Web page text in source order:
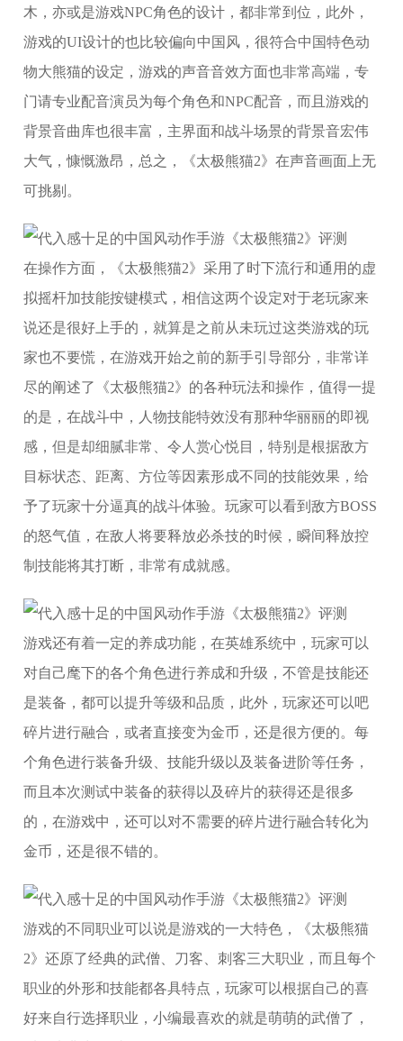
木，亦或是游戏NPC角色的设计，都非常到位，此外，
游戏的UI设计的也比较偏向中国风，很符合中国特色动
物大熊猫的设定，游戏的声音音效方面也非常高端，专
门请专业配音演员为每个角色和NPC配音，而且游戏的
背景音曲库也很丰富，主界面和战斗场景的背景音宏伟
大气，慷慨激昂，总之，《太极熊猫2》在声音画面上无
可挑剔。
在操作方面，《太极熊猫2》采用了时下流行和通用的虚
拟摇杆加技能按键模式，相信这两个设定对于老玩家来
说还是很好上手的，就算是之前从未玩过这类游戏的玩
家也不要慌，在游戏开始之前的新手引导部分，非常详
尽的阐述了《太极熊猫2》的各种玩法和操作，值得一提
的是，在战斗中，人物技能特效没有那种华丽丽的即视
感，但是却细腻非常、令人赏心悦目，特别是根据敌方
目标状态、距离、方位等因素形成不同的技能效果，给
予了玩家十分逼真的战斗体验。玩家可以看到敌方BOSS
的怒气值，在敌人将要释放必杀技的时候，瞬间释放控
制技能将其打断，非常有成就感。
游戏还有着一定的养成功能，在英雄系统中，玩家可以
对自己麾下的各个角色进行养成和升级，不管是技能还
是装备，都可以提升等级和品质，此外，玩家还可以吧
碎片进行融合，或者直接变为金币，还是很方便的。每
个角色进行装备升级、技能升级以及装备进阶等任务，
而且本次测试中装备的获得以及碎片的获得还是很多
的，在游戏中，还可以对不需要的碎片进行融合转化为
金币，还是很不错的。
游戏的不同职业可以说是游戏的一大特色，《太极熊猫
2》还原了经典的武僧、刀客、刺客三大职业，而且每个
职业的外形和技能都各具特点，玩家可以根据自己的喜
好来自行选择职业，小编最喜欢的就是萌萌的武僧了，